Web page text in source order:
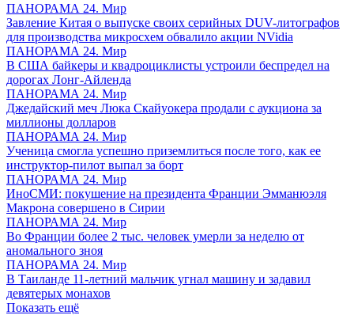
ПАНОРАМА 24. Мир
Завление Китая о выпуске своих серийных DUV-литографов
для производства микросхем обвалило акции NVidia
ПАНОРАМА 24. Мир
В США байкеры и квадроциклисты устроили беспредел на
дорогах Лонг-Айленда
ПАНОРАМА 24. Мир
Джедайский меч Люка Скайуокера продали с аукциона за
миллионы долларов
ПАНОРАМА 24. Мир
Ученица смогла успешно приземлиться после того, как ее
инструктор-пилот выпал за борт
ПАНОРАМА 24. Мир
ИноСМИ: покушение на президента Франции Эмманюэля
Макрона совершено в Сирии
ПАНОРАМА 24. Мир
Во Франции более 2 тыс. человек умерли за неделю от
аномального зноя
ПАНОРАМА 24. Мир
В Таиланде 11-летний мальчик угнал машину и задавил
девятерых монахов
Показать ещё